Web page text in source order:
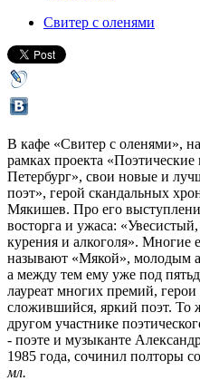
Свитер с оленями
В кафе «Свитер с оленями»,
рамках проекта
Петербург», свои новые и
поэт», герой скандальных
Мякишев. Про его
восторга и ужаса:
курения и алкоголя». Многие
называют «Мякой», молодым
а между тем ему уже под
лауреат многих премий,
сложившийся, яркий поэт. То
другом участнике
- поэте и музыканте
1985 года, сочинил полторы
мл.